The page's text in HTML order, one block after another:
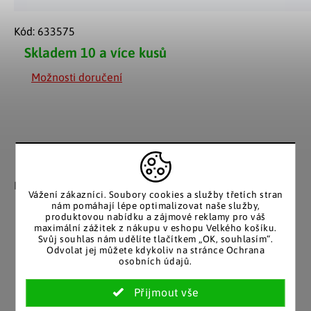
Vážení zákazníci. Soubory cookies a služby třetích stran
nám pomáhají lépe optimalizovat naše služby,
produktovou nabídku a zájmové reklamy pro váš
maximální zážitek z nákupu v eshopu Velkého košíku.
Svůj souhlas nám udělíte tlačítkem „OK, souhlasím“.
Odvolat jej můžete kdykoliv na stránce Ochrana
osobních údajů.
Skladem 10 a více kusů
Možnosti doručení
Kód: 633575
Záruka spokojenosti
Nakupujete bez obav, férové
jednání v každé situaci.
Stálým zákazníkům
posíláme papírový katalog
do schránky.
Pozitivní ohlasy
zákazníků
EU distribuce
Z českých skladů pro české